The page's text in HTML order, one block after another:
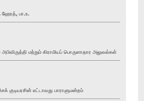
பா.உ.
மற்றும் கிராமியப் பொருளாதார அலுவல்கள்
குடியரசின் எட்டாவது பாராளுமன்றம்